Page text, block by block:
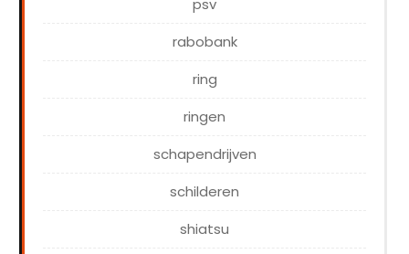
psv
rabobank
ring
ringen
schapendrijven
schilderen
shiatsu